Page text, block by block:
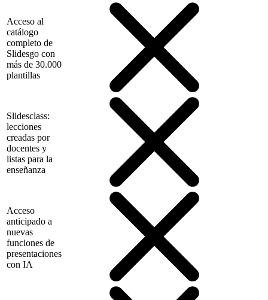
Acceso al
catálogo
completo de
Slidesgo con
más de 30.000
plantillas
Slidesclass:
lecciones
creadas por
docentes y
listas para la
enseñanza
Acceso
anticipado a
nuevas
funciones de
presentaciones
con IA